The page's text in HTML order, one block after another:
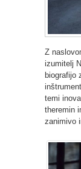
Z
izumitelj
biografijo
temi
theremin
zanimivo